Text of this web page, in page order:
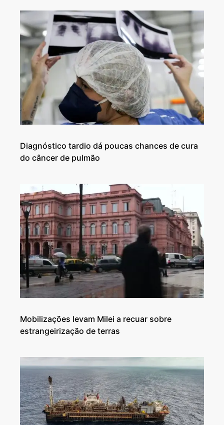
Diagnóstico tardio dá poucas chances de cura
do câncer de pulmão
Mobilizações levam Milei a recuar sobre
estrangeirização de terras